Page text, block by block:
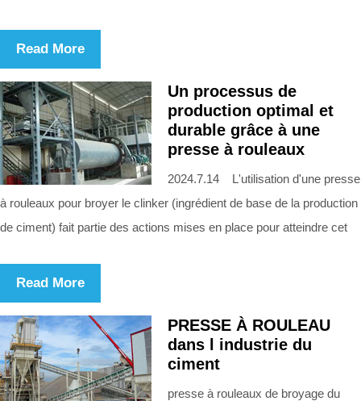
Read More
Un processus de
production optimal et
durable grâce à une
presse à rouleaux
2024.7.14 L'utilisation d'une presse
à rouleaux pour broyer le clinker (ingrédient de base de la production
de ciment) fait partie des actions mises en place pour atteindre cet
Read More
PRESSE À ROULEAU
dans l industrie du
ciment
presse à rouleaux de broyage du